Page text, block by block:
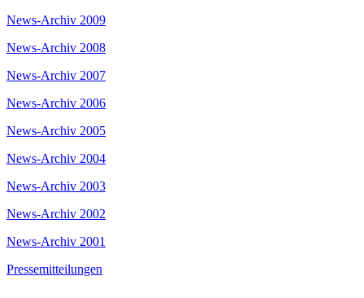
News-Archiv 2009
News-Archiv 2008
News-Archiv 2007
News-Archiv 2006
News-Archiv 2005
News-Archiv 2004
News-Archiv 2003
News-Archiv 2002
News-Archiv 2001
Pressemitteilungen